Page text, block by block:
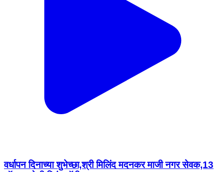
वर्धापन दिनाच्या शुभेच्छा,श्री मिलिंद मदनकर माजी नगर सेवक,13